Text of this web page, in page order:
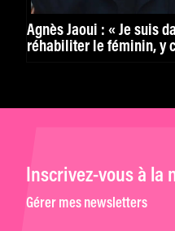
Agnès Jaoui : « Je suis
réhabiliter le féminin, y
Inscrivez-vous à la
Gérer mes newsletters